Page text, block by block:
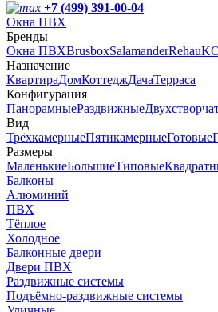
+7 (499) 391-00-04
Окна ПВХ
Бренды
Окна ПВХBrusboxSalamanderRehau
Назначение
КвартираДомКоттеджДачаТерраса
Конфигурация
ПанорамныеРаздвижные
Вид
ТрёхкамерныеПятикамерныеГотовые
Размеры
МаленькиеБольшиеТиповые
Балконы
Алюминий
ПВХ
Тёплое
Холодное
Балконные двери
Двери ПВХ
Раздвижные системы
Подъёмно-раздвижные системы